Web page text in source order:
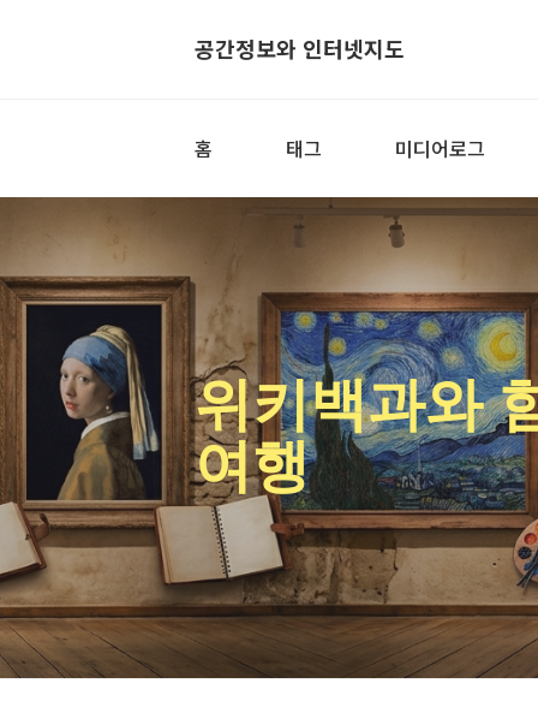
공간정보와 인터넷지도
홈 태그 미디어로그
위키백과와
여행